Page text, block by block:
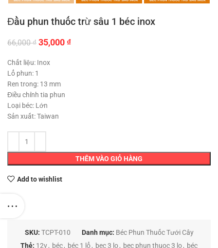
Đầu phun thuốc trừ sâu 1 béc inox
66,000₫ Giá
là:
35,000 ₫Giá
Chất liệu: Inox
Lổ phun: 1
Ren trong: 13 mm
Điều chỉnh tia phun
Loại béc: Lớn
Sản xuất: Taiwan
THÊM VÀO GIỎ HÀNG
Add to wishlist
SKU: TCPT-010 Danh mục: Béc Phun Thuốc Tưới Cây
Thẻ: 12v, béc, béc 1 lổ, bec 3 lo, bec phun thuoc 3 lo, béc